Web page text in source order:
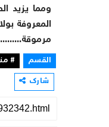
ومما يزيد
المعروفة
القسم
#
شارك